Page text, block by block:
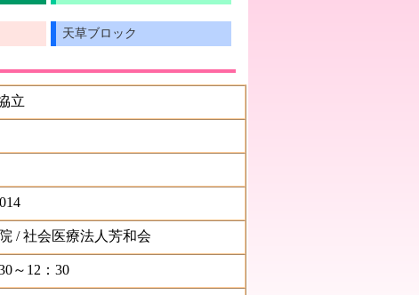
天草ブロック
立
/社会医療法人芳和会
～12：30